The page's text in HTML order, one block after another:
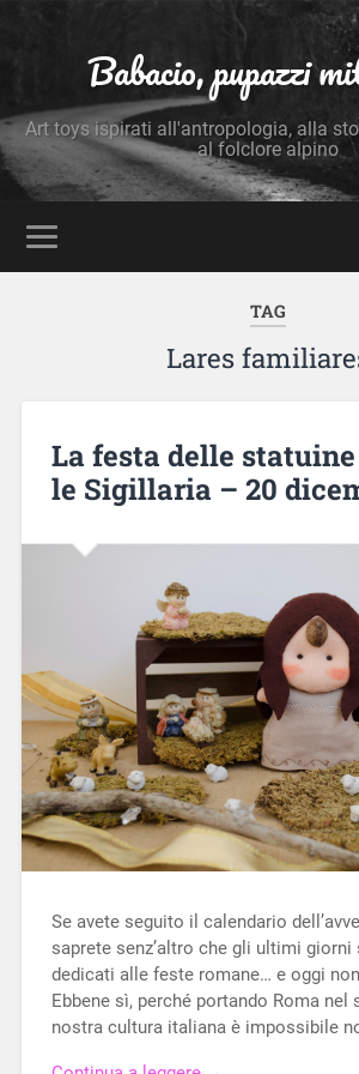
Babacio, pupazzi
Art toys ispirati all'antropologia, alla
al folclore alpino
TAG
Lares
La festa delle statuine
le Sigillaria – 20
Se avete seguito il calendario
saprete senz’altro che gli ultimi
dedicati alle feste romane… e oggi
Ebbene sì, perché portando Roma nel
nostra cultura italiana è impossibile